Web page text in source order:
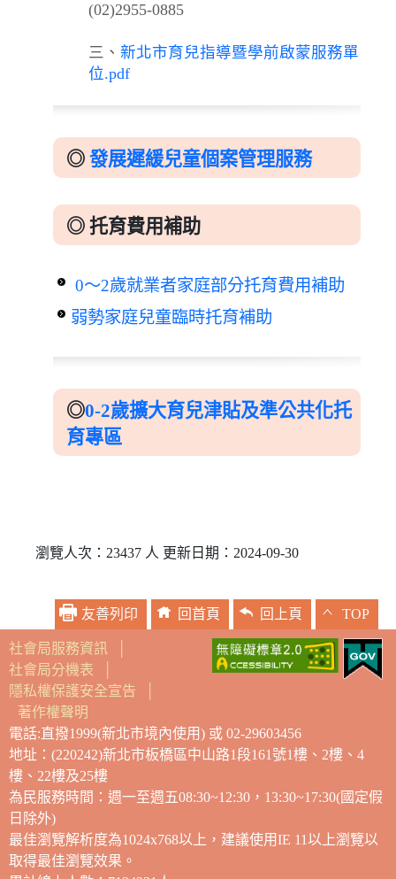
(02)2955-0885
三、 新北市育兒指導暨學前啟蒙服務單
位.pdf
◎ 發展遲緩兒童個案管理服務
◎ 托育費用補助
0～2歲就業者家庭部分托育費用補助
弱勢家庭兒童臨時托育補助
◎0-2歲擴大育兒津貼及準公共化托
育專區
瀏覽人次：23437 人 更新日期：2024-09-30
友善列印 回首頁 回上頁 TOP
社會局服務資訊
社會局分機表
隱私權保護安全宣告
著作權聲明
電話:直撥1999(新北市境內使用) 或 02-29603456
地址：(220242)新北市板橋區中山路1段161號1樓、2樓、4
樓、22樓及25樓
為民服務時間：週一至週五08:30~12:30，13:30~17:30(國定假
日除外)
最佳瀏覽解析度為1024x768以上，建議使用IE 11以上瀏覽以
取得最佳瀏覽效果。